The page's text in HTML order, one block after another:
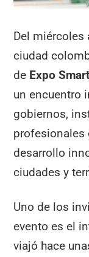
Del miércoles
ciudad
de Expo
un encuentro
gobiernos,
profesionales
desarrollo
ciudades y
Uno de los
evento es el
viajó hace